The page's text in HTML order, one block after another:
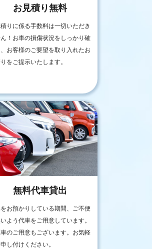
お見積り無料
りに係る手数料は一切いただき
ん！お車の損傷状況をしっかり確
お客様のご要望を取り入れたお
をご提示いたします。
無料代車貸出
お預かりしている期間、ご不便
よう代車をご用意しています。
のご用意もございます。お気軽
し付けください。